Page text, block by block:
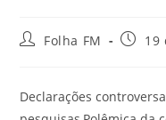
Folha FM 19
Declarações